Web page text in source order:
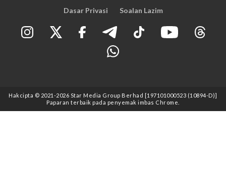
Dasar Privasi Soalan Lazim
Hakcipta © 2021 -2026 Star Media Group Berhad [197101000523 (10894-D)]
Paparan terbaik pada penyemak imbas Chrome.